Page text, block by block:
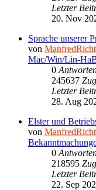
Letzter
20. Nov
Sprache unserer
von
Mac/Win/Lin-
0
245637
Letzter
28. Aug
Elster und
von
0
218595
Letzter
22. Sep